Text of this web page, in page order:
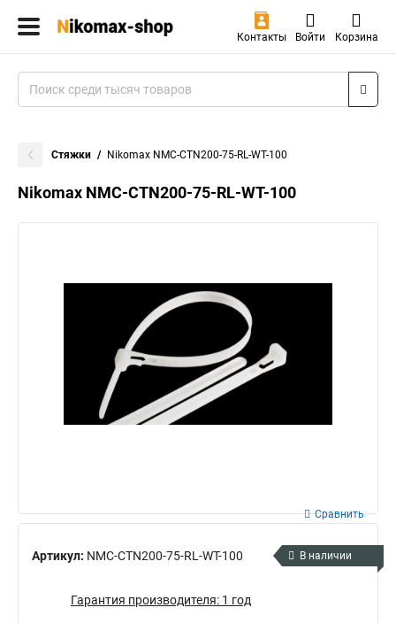
Контакты Войти Корзина
Стяжки Nikomax NMC-CTN200-75-RL-WT-100
Nikomax NMC-CTN200-75-RL-WT-100
Артикул: NMC-CTN200-75-RL-WT-100
Сравнить
В наличии
Гарантия производителя: 1 год